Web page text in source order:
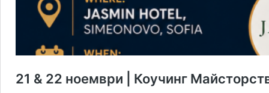
21 & 22 ноември | Коучинг